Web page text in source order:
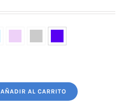
AÑADIR AL CARRITO